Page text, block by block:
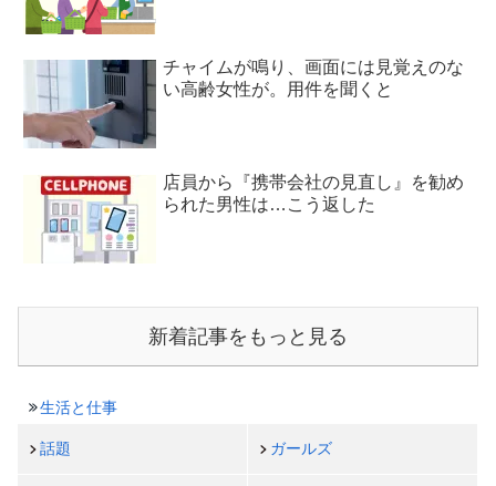
チャイムが鳴り、画面には見覚えのな
い高齢女性が。用件を聞くと
店員から『携帯会社の見直し』を勧め
られた男性は…こう返した
新着記事をもっと見る
生活と仕事
話題 ガールズ